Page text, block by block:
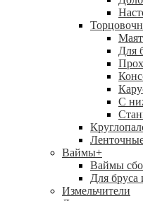
Для
С
Ваймы+
Ваймы
Для бруса
Измельчители